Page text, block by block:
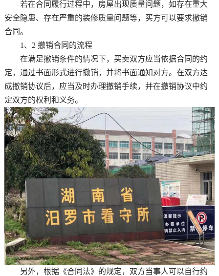
若在合同履行过程中，房屋出现质量问题，如存在重大
安全隐患、存在严重的装修质量问题等，买方可以要求撤销
合同。
1、2 撤销合同的流程
在满足撤销条件的情况下，买卖双方应当依据合同的约
定，通过书面形式进行撤销，并将书面通知对方。在双方达
成撤销协议后，应当及时办理撤销手续，并在撤销协议中约
定双方的权利和义务。
另外，根据《合同法》的规定，双方当事人可以自行约